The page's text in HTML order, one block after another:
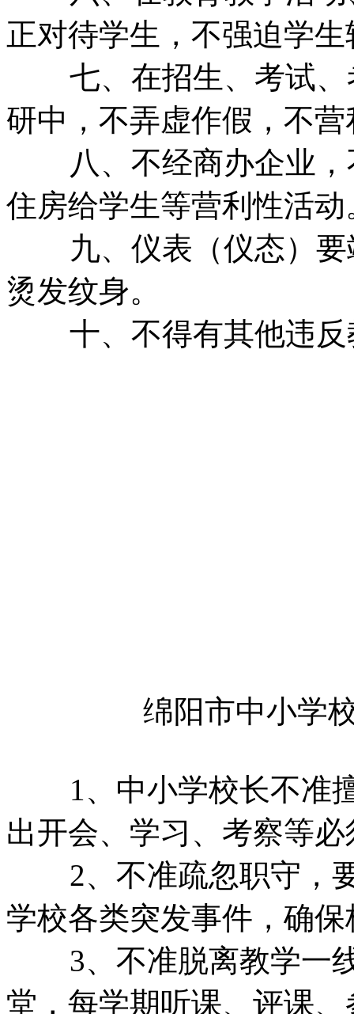
正对待学生，不强迫学
七、在招生、考试
研中，不弄虚作假，不
八、不经商办企业
住房给学生等营利性活动
九、仪表（仪态）
烫发纹身。
十、不得有其他违
绵阳市中小学
1、中小学校长不准
出开会、学习、考察等
2、不准疏忽职守，
学校各类突发事件，确
3、不准脱离教学一
堂，每学期听课、评课